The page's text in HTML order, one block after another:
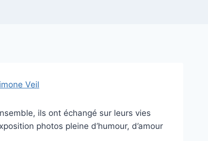
Veil
ils ont échangé sur leurs vies
photos pleine d’humour, d’amour